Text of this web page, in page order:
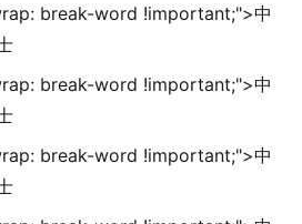
break-word !important;">中
break-word !important;">中
break-word !important;">中